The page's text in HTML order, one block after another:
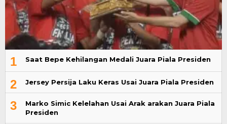
1 Saat Bepe Kehilangan Medali Juara Piala Presiden
2 Jersey Persija Laku Keras Usai Juara Piala Presiden
3
Marko Simic Kelelahan Usai Arak arakan Juara Piala
Presiden